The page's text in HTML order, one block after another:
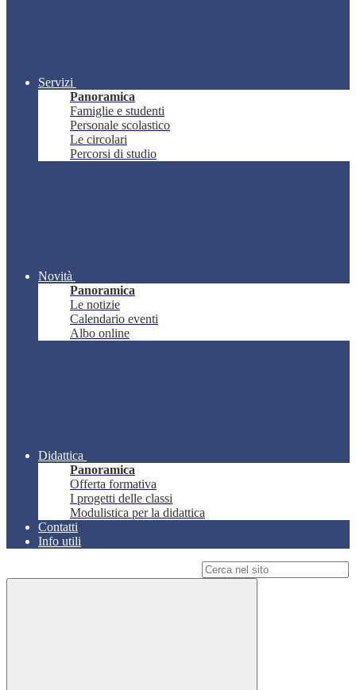
Servizi
Panoramica
Famiglie e studenti
Personale scolastico
Le circolari
Percorsi di studio
Novità
Panoramica
Le notizie
Calendario eventi
Albo online
Didattica
Panoramica
Offerta formativa
I progetti delle classi
Modulistica per la didattica
Contatti
Info utili